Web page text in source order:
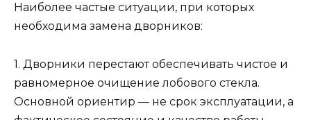
Наиболее частые ситуации, при которых
необходима замена дворников:
1. Дворники перестают обеспечивать чистое и
равномерное очищение лобового стекла.
Основной ориентир — не срок эксплуатации, а